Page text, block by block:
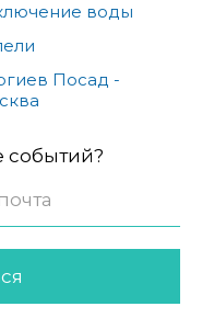
воды
Посад -
событий?